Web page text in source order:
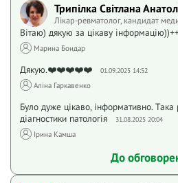
Трипілка Світлана
Лікар-ревматолог, кандидат
Вітаю) дякую за цікаву
Марина Бондар
Дякую.❤️❤️❤️❤️❤️ 01.09.2025 14:52
Аліна Гаркавенко
Було дуже цікаво, інформативно. Така
діагностики патологія
31.08.2025 20:04
Ірина Камша
До